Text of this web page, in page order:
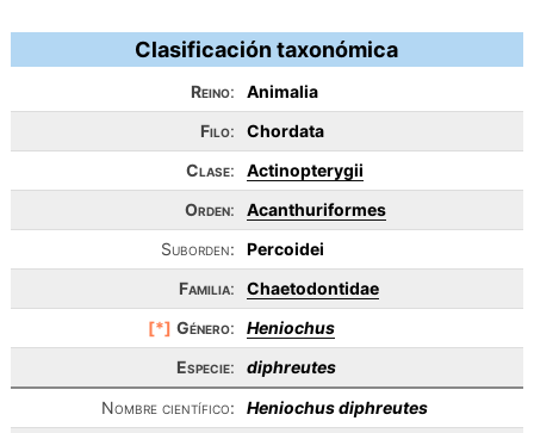
Clasificación taxonómica
Reino:
Animalia
Filo:
Chordata
Clase:
Actinopterygii
Orden:
Acanthuriformes
Suborden:
Percoidei
Familia:
Chaetodontidae
[*] Género:
Heniochus
Especie:
diphreutes
Nombre científico:
Heniochus diphreutes